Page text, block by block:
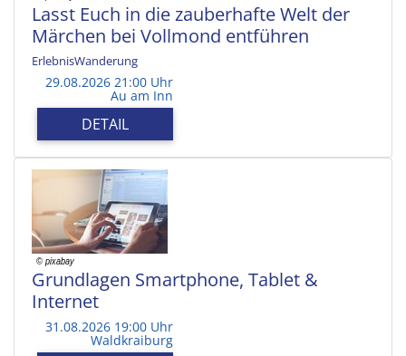
Lasst Euch in die zauberhafte Welt der
Märchen bei Vollmond entführen
ErlebnisWanderung
29.08.2026 21:00 Uhr
Au am Inn
DETAIL
Grundlagen Smartphone, Tablet &
Internet
31.08.2026 19:00 Uhr
Waldkraiburg